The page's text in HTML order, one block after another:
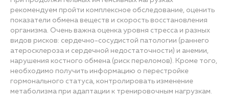
рекомендуем пройти комплексное обследование, оценить
показатели обмена веществ и скорость восстановления
организма. Очень важна оценка уровня стресса и разных
видов рисков: сердечно-сосудистой патологии (раннего
атеросклероза и сердечной недостаточности) и анемии,
нарушения костного обмена (риск переломов). Кроме того,
необходимо получить информацию о перестройке
гормонального статуса, контролировать изменение
метаболизма при адаптации к тренировочным нагрузкам.